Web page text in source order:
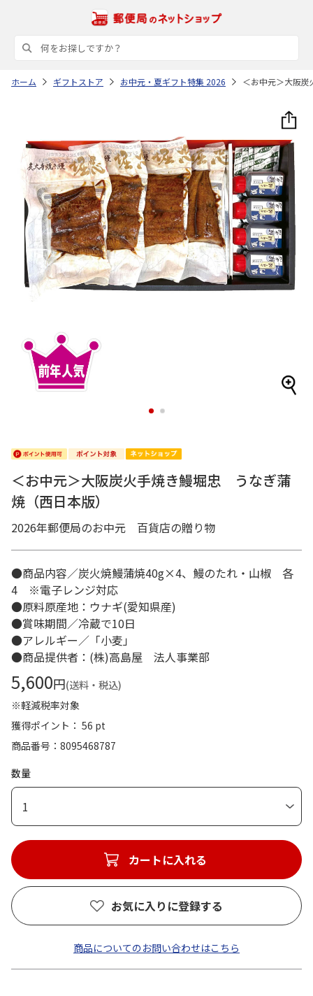
ホーム ギフトストア お中元・夏ギフト特集 2026 ＜お中元＞大阪
1 2
＜お中元＞大阪炭火手焼き鰻堀忠 うなぎ蒲
焼（西日本版）
2026年郵便局のお中元 百貨店の贈り物
●商品内容／炭火焼鰻蒲焼40g×4、鰻のたれ・山椒 各
4 ※電子レンジ対応
●原料原産地：ウナギ(愛知県産)
●賞味期間／冷蔵で10日
●アレルギー／「小麦」
●商品提供者：(株)高島屋 法人事業部
5,600円(送料・税込)
※軽減税率対象
獲得ポイント： 56 pt
商品番号
8095468787
数量
1
カートに入れる
お気に入りに登録する
商品についてのお問い合わせはこちら